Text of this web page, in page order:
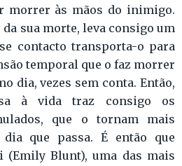
morrer às mãos do inimigo.
sua morte, leva consigo um
contacto transporta-o para
temporal que o faz morrer
dia, vezes sem conta. Então,
à vida traz consigo os
que o tornam mais
que passa. É então que
(Emily Blunt), uma das mais